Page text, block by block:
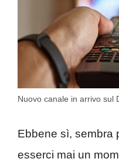
Nuovo canale in arrivo sul
Ebbene sì, sembra
esserci mai un